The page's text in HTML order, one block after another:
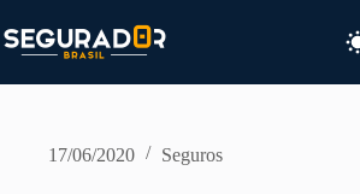
para
o
17/06/2020 Seguros